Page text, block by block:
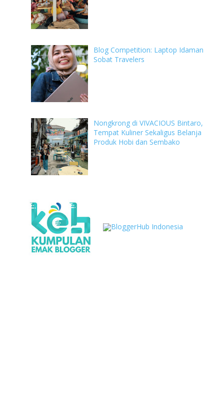
Blog Competition: Laptop Idaman
Sobat Travelers
Nongkrong di VIVACIOUS Bintaro,
Tempat Kuliner Sekaligus Belanja
Produk Hobi dan Sembako